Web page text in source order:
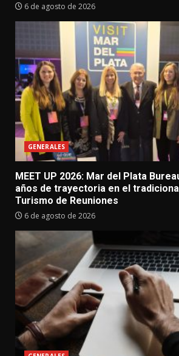
6 de agosto de 2026
GENERALES
MEET UP 2026: Mar del Plata
años de trayectoria en el
Turismo de Reuniones
6 de agosto de 2026